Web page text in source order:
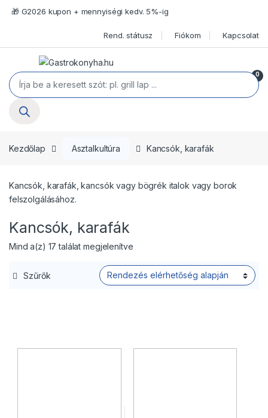
Ugrás a navigációhoz
Ugrás a tartalomra
🎁 G2026 kupon + mennyiségi kedv. 5%-ig
Rend. státusz Fiókom Kapcsolat
Open
0
Termékek keresése
Kezdőlap Asztalkultúra Kancsók, karafák
Kancsók, karafák, kancsók vagy bögrék italok vagy borok
felszolgálásához.
Kancsók, karafák
Mind a(z) 17 találat megjelenítve
Szűrők